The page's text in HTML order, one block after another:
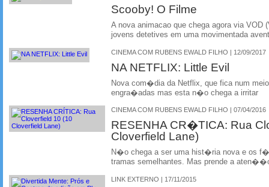
Scooby! O Filme
A nova animacao que chega agora via VOD
jovens detetives em uma movimentada
CINEMA COM RUBENS EWALD FILHO | 12/09/2017
NA NETFLIX: Little Evil
Nova com�dia da Netflix, que fica num
engra�adas mas esta n�o chega a irritar
CINEMA COM RUBENS EWALD FILHO | 07/04/2016
RESENHA CR�TICA: Rua
Cloverfield Lane)
N�o chega a ser uma hist�ria nova e os
tramas semelhantes. Mas prende a
LINK EXTERNO | 17/11/2015